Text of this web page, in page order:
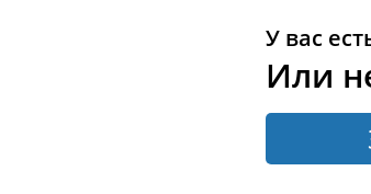
У вас
Или